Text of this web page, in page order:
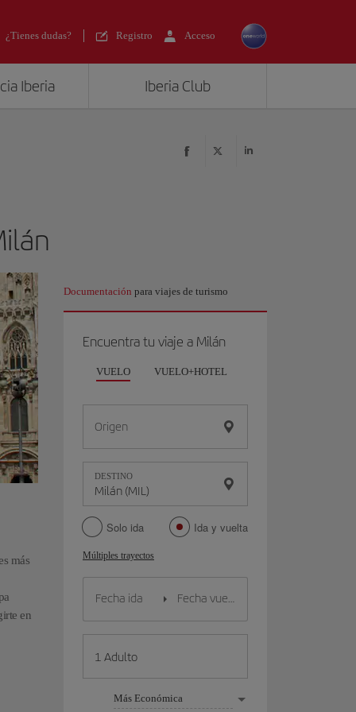
¿Tienes dudas? Registro Acceso
Iberia Iberia Club
más
en
Documentación para viajes de turismo
Encuentra tu viaje a Milán
VUELO VUELO+HOTEL
Origen
DESTINO
Solo ida Ida y vuelta
Múltiples trayectos
Más Económica